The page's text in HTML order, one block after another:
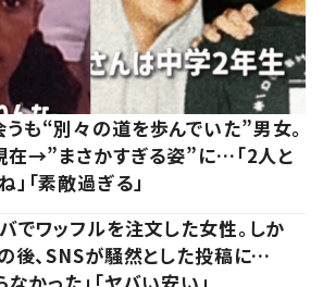
も“別々の道を歩んでいた”男女。
在→”まさかすぎる姿”に…「2人と
「素敵過ぎる」
でワッフルを注文した女性。しか
後、SNSが騒然とした投稿に…